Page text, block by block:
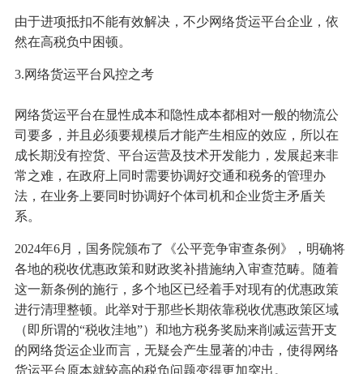
由于进项抵扣不能有效解决，不少网络货运平台企业，依
然在高税负中困顿。
3.网络货运平台风控之考
网络货运平台在显性成本和隐性成本都相对一般的物流公
司要多，并且必须要规模后才能产生相应的效应，所以在
成长期没有控货、平台运营及技术开发能力，发展起来非
常之难，在政府上同时需要协调好交通和税务的管理办
法，在业务上要同时协调好个体司机和企业货主矛盾关
系。
2024年6月，国务院颁布了《公平竞争审查条例》，明确将
各地的税收优惠政策和财政奖补措施纳入审查范畴。随着
这一新条例的施行，多个地区已经着手对现有的优惠政策
进行清理整顿。此举对于那些长期依靠税收优惠政策区域
（即所谓的“税收洼地”）和地方税务奖励来削减运营开支
的网络货运企业而言，无疑会产生显著的冲击，使得网络
货运平台原本就较高的税负问题变得更加突出。